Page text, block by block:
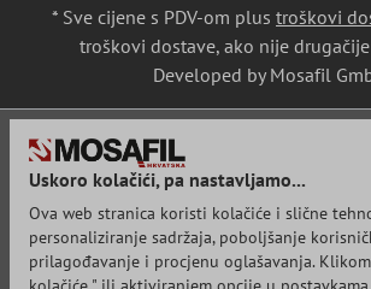
* Sve cijene s PDV-om plus troškovi
troškovi dostave, ako nije
Developed by Mosafil
Uskoro kolačići, pa nastavljamo...
Ova web stranica koristi kolačiće i slične
personaliziranje sadržaja, poboljšanje
prilagođavanje i procjenu oglašavanja.